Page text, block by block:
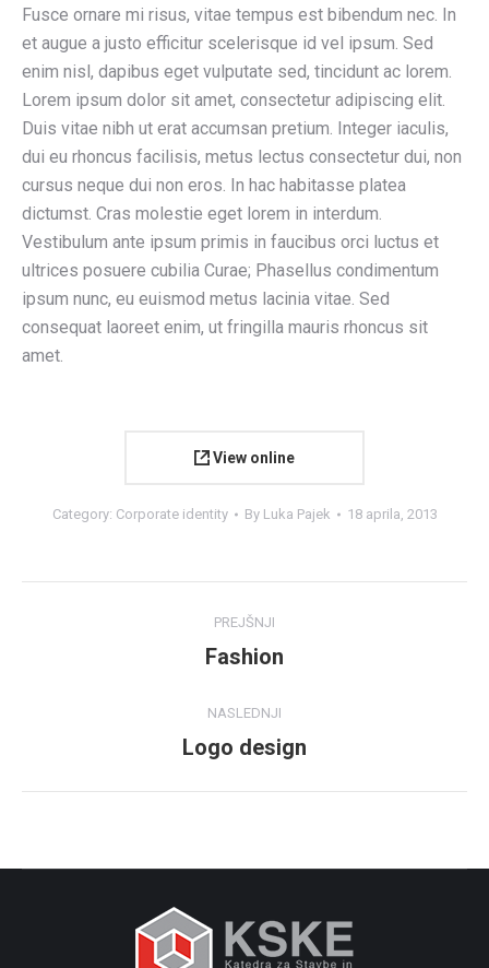
Fusce ornare mi risus, vitae tempus est bibendum nec. In
et augue a justo efficitur scelerisque id vel ipsum. Sed
enim nisl, dapibus eget vulputate sed, tincidunt ac lorem.
Lorem ipsum dolor sit amet, consectetur adipiscing elit.
Duis vitae nibh ut erat accumsan pretium. Integer iaculis,
dui eu rhoncus facilisis, metus lectus consectetur dui, non
cursus neque dui non eros. In hac habitasse platea
dictumst. Cras molestie eget lorem in interdum.
Vestibulum ante ipsum primis in faucibus orci luctus et
ultrices posuere cubilia Curae; Phasellus condimentum
ipsum nunc, eu euismod metus lacinia vitae. Sed
consequat laoreet enim, ut fringilla mauris rhoncus sit
amet.
View online
Category: Corporate identity By Luka Pajek 18 aprila, 2013
navigation
PREJŠNJI
Previous
Fashion
NASLEDNJI
Next
Logo design